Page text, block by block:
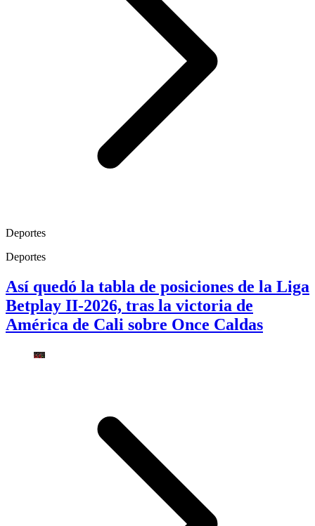
Deportes
Deportes
Así quedó la tabla de posiciones de la Liga
Betplay II-2026, tras la victoria de
América de Cali sobre Once Caldas